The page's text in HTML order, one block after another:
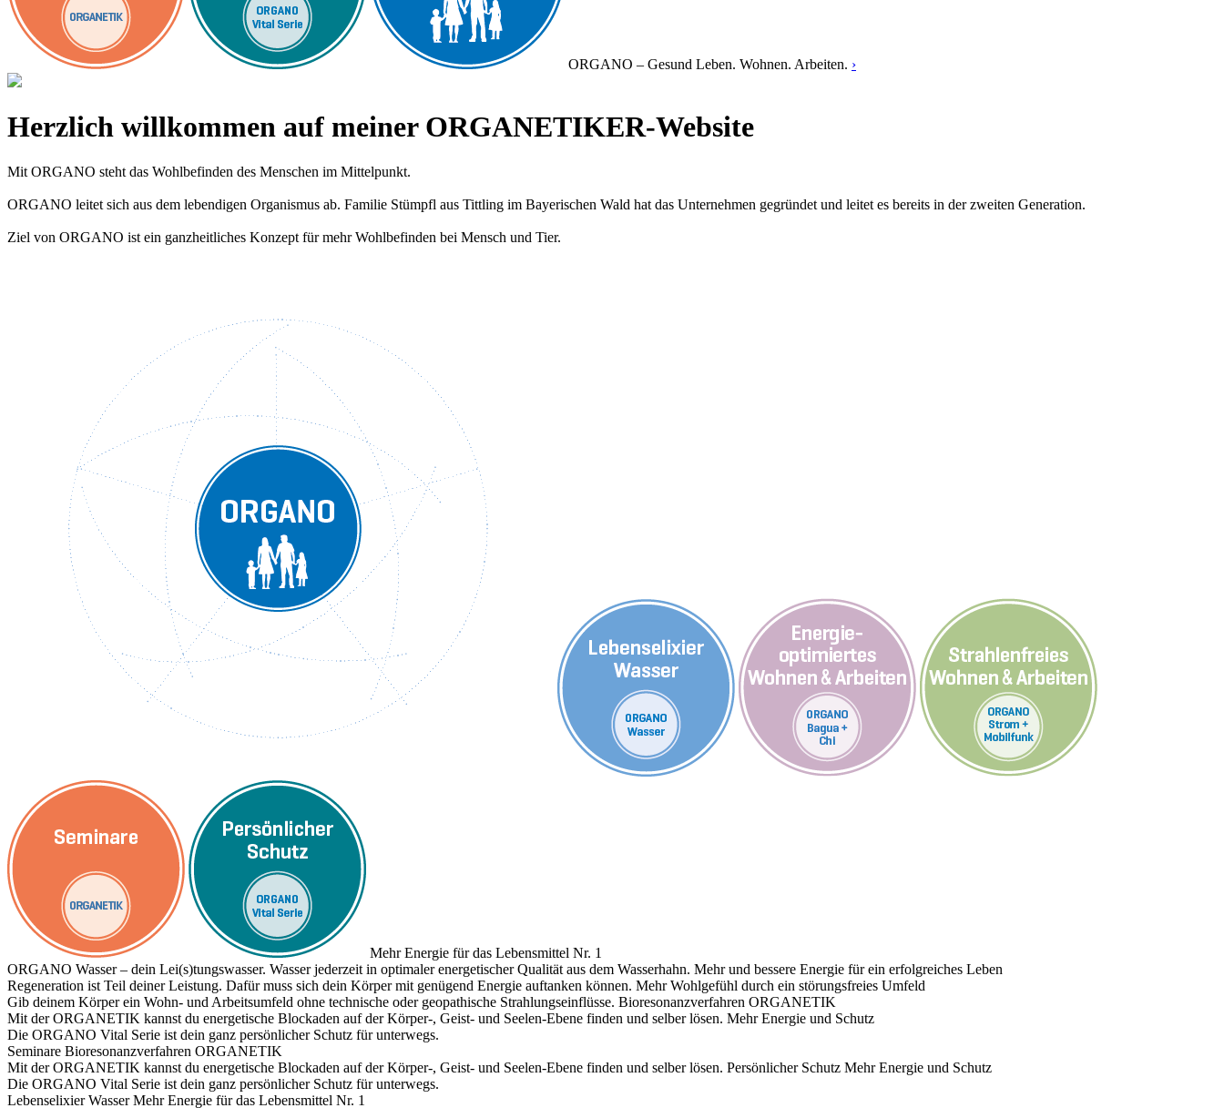
ORGANO – Gesund Leben. Wohnen. Arbeiten. ›
Herzlich willkommen auf meiner ORGANETIKER-Website
Mit ORGANO steht das Wohlbefinden des Menschen im Mittelpunkt.
ORGANO leitet sich aus dem lebendigen Organismus ab. Familie Stümpfl aus Tittling im Bayerischen Wald hat das Unternehmen gegründet und leitet es bereits in der zweiten Generation.
Ziel von ORGANO ist ein ganzheitliches Konzept für mehr Wohlbefinden bei Mensch und Tier.
Mehr Energie für das Lebensmittel Nr. 1
ORGANO Wasser – dein Lei(s)tungswasser. Wasser jederzeit in optimaler energetischer Qualität aus dem Wasserhahn. Mehr und bessere Energie für ein erfolgreiches Leben
Regeneration ist Teil deiner Leistung. Dafür muss sich dein Körper mit genügend Energie auftanken können. Mehr Wohlgefühl durch ein störungsfreies Umfeld
Gib deinem Körper ein Wohn- und Arbeitsumfeld ohne technische oder geopathische Strahlungseinflüsse. Bioresonanzverfahren ORGANETIK
Mit der ORGANETIK kannst du energetische Blockaden auf der Körper-, Geist- und Seelen-Ebene finden und selber lösen. Mehr Energie und Schutz
Die ORGANO Vital Serie ist dein ganz persönlicher Schutz für unterwegs.
Seminare Bioresonanzverfahren ORGANETIK
Mit der ORGANETIK kannst du energetische Blockaden auf der Körper-, Geist- und Seelen-Ebene finden und selber lösen. Persönlicher Schutz Mehr Energie und Schutz
Die ORGANO Vital Serie ist dein ganz persönlicher Schutz für unterwegs.
Lebenselixier Wasser Mehr Energie für das Lebensmittel Nr. 1